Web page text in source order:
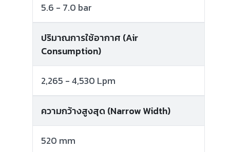
5.6 - 7.0 bar
ปริมาณการใช้อากาศ (Air
Consumption)
2,265 - 4,530 Lpm
ความกว้างสูงสุด (Narrow Width)
520 mm